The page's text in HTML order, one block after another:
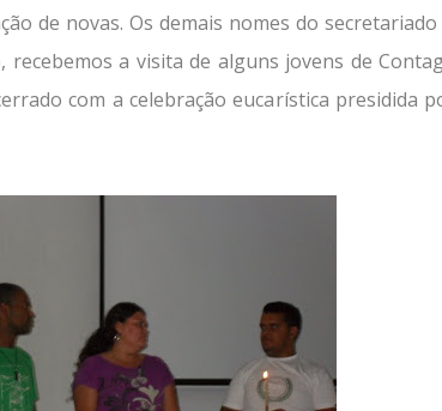
de novas. Os demais nomes do
a visita de alguns jovens de
com a celebração eucarística presidida